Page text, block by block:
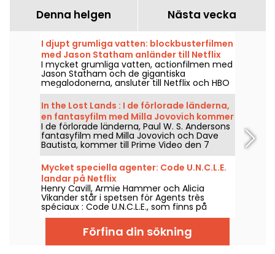
Denna helgen Nästa vecka
I djupt grumliga vatten: blockbusterfilmen
med Jason Statham anländer till Netflix
och HBO Max
I mycket grumliga vatten, actionfilmen med
Jason Statham och de gigantiska
megalodonerna, ansluter till Netflix och HBO
Max den 2 augusti 2026.
In the Lost Lands : I de förlorade länderna,
en fantasyfilm med Milla Jovovich kommer
till Prime Video
I de förlorade länderna, Paul W. S. Andersons
fantasyfilm med Milla Jovovich och Dave
Bautista, kommer till Prime Video den 7
augusti 2026.
Mycket speciella agenter: Code U.N.C.L.E.
landar på Netflix
Henry Cavill, Armie Hammer och Alicia
Vikander står i spetsen för Agents très
spéciaux : Code U.N.C.L.E., som finns på
Netflix från och med den 6 augusti 2026.
Förfina din sökning